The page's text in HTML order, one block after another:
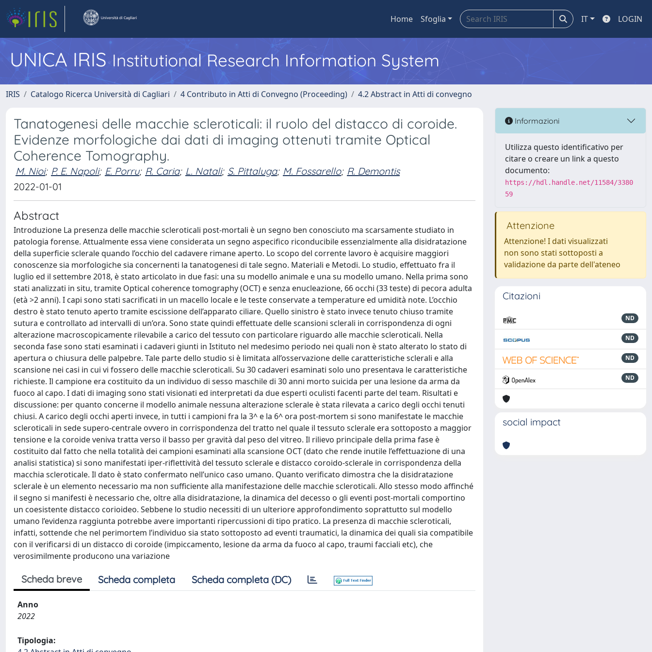
Home Sfoglia IT LOGIN
UNICA IRISInstitutional Research Information System
IRIS Catalogo Ricerca Università di Cagliari 4 Contributo in Atti di Convegno (Proceeding) 4.2 Abstract in Atti di convegno
Tanatogenesi delle macchie scleroticali: il ruolo del distacco di coroide.
Evidenze morfologiche dai dati di imaging ottenuti tramite Optical
Coherence Tomography.
M. Nioi; P. E. Napoli; E. Porru; R. Caria; L. Natali; S. Pittaluga; M. Fossarello; R. Demontis
2022-01-01
Abstract
Introduzione La presenza delle macchie scleroticali post-mortali è un segno ben conosciuto ma scarsamente studiato in
patologia forense. Attualmente essa viene considerata un segno aspecifico riconducibile essenzialmente alla disidratazione
della superficie sclerale quando l’occhio del cadavere rimane aperto. Lo scopo del corrente lavoro è acquisire maggiori
conoscenze sia morfologiche sia concernenti la tanatogenesi di tale segno. Materiali e Metodi. Lo studio, effettuato fra il
luglio ed il settembre 2018, è stato articolato in due fasi: una su modello animale e una su modello umano. Nella prima sono
stati analizzati in situ, tramite Optical coherence tomography (OCT) e senza enucleazione, 66 occhi (33 teste) di pecora adulta
(età >2 anni). I capi sono stati sacrificati in un macello locale e le teste conservate a temperature ed umidità note. L’occhio
destro è stato tenuto aperto tramite escissione dell’apparato ciliare. Quello sinistro è stato invece tenuto chiuso tramite
sutura e controllato ad intervalli di un’ora. Sono state quindi effettuate delle scansioni sclerali in corrispondenza di ogni
alterazione macroscopicamente rilevabile a carico del tessuto con particolare riguardo alle macchie scleroticali. Nella
seconda fase sono stati esaminati i cadaveri giunti in Istituto nel medesimo periodo nei quali non è stato alterato lo stato di
apertura o chiusura delle palpebre. Tale parte dello studio si è limitata all’osservazione delle caratteristiche sclerali e alla
scansione nei casi in cui vi fossero delle macchie scleroticali. Su 30 cadaveri esaminati solo uno presentava le caratteristiche
richieste. Il campione era costituito da un individuo di sesso maschile di 30 anni morto suicida per una lesione da arma da
fuoco al capo. I dati di imaging sono stati visionati ed interpretati da due esperti oculisti facenti parte del team. Risultati e
discussione: per quanto concerne il modello animale nessuna alterazione sclerale è stata rilevata a carico degli occhi tenuti
chiusi. A carico degli occhi aperti invece, in tutti i campioni fra la 3^ e la 6^ ora post-mortem si sono manifestate le macchie
scleroticali in sede supero-centrale ovvero in corrispondenza del tratto nel quale il tessuto sclerale era sottoposto a maggior
tensione e la coroide veniva tratta verso il basso per gravità dal peso del vitreo. Il rilievo principale della prima fase è
costituito dal fatto che nella totalità dei campioni esaminati alla scansione OCT (dato che rende inutile l’effettuazione di una
analisi statistica) si sono manifestati iper-riflettività del tessuto sclerale e distacco coroido-sclerale in corrispondenza della
macchia scleroticale. Il dato è stato confermato nell’unico caso umano. Quanto verificato dimostra che la disidratazione
sclerale è un elemento necessario ma non sufficiente alla manifestazione delle macchie scleroticali. Allo stesso modo affinché
il segno si manifesti è necessario che, oltre alla disidratazione, la dinamica del decesso o gli eventi post-mortali comportino
un coesistente distacco corioideo. Sebbene lo studio necessiti di un ulteriore approfondimento soprattutto sul modello
umano l’evidenza raggiunta potrebbe avere importanti ripercussioni di tipo pratico. La presenza di macchie scleroticali,
infatti, sottende che nel perimortem l’individuo sia stato sottoposto ad eventi traumatici, la dinamica dei quali sia compatibile
con il verificarsi di un distacco di coroide (impiccamento, lesione da arma da fuoco al capo, traumi facciali etc), che
verosimilmente producono una variazione
Scheda breve Scheda completa Scheda completa (DC)
Anno
2022
Tipologia:
Informazioni
Utilizza questo identificativo per
citare o creare un link a questo
documento:
https://hdl.handle.net/11584/3380
59
Attenzione
Attenzione! I dati visualizzati
non sono stati sottoposti a
validazione da parte dell'ateneo
Citazioni
ND
ND
ND
ND
social impact